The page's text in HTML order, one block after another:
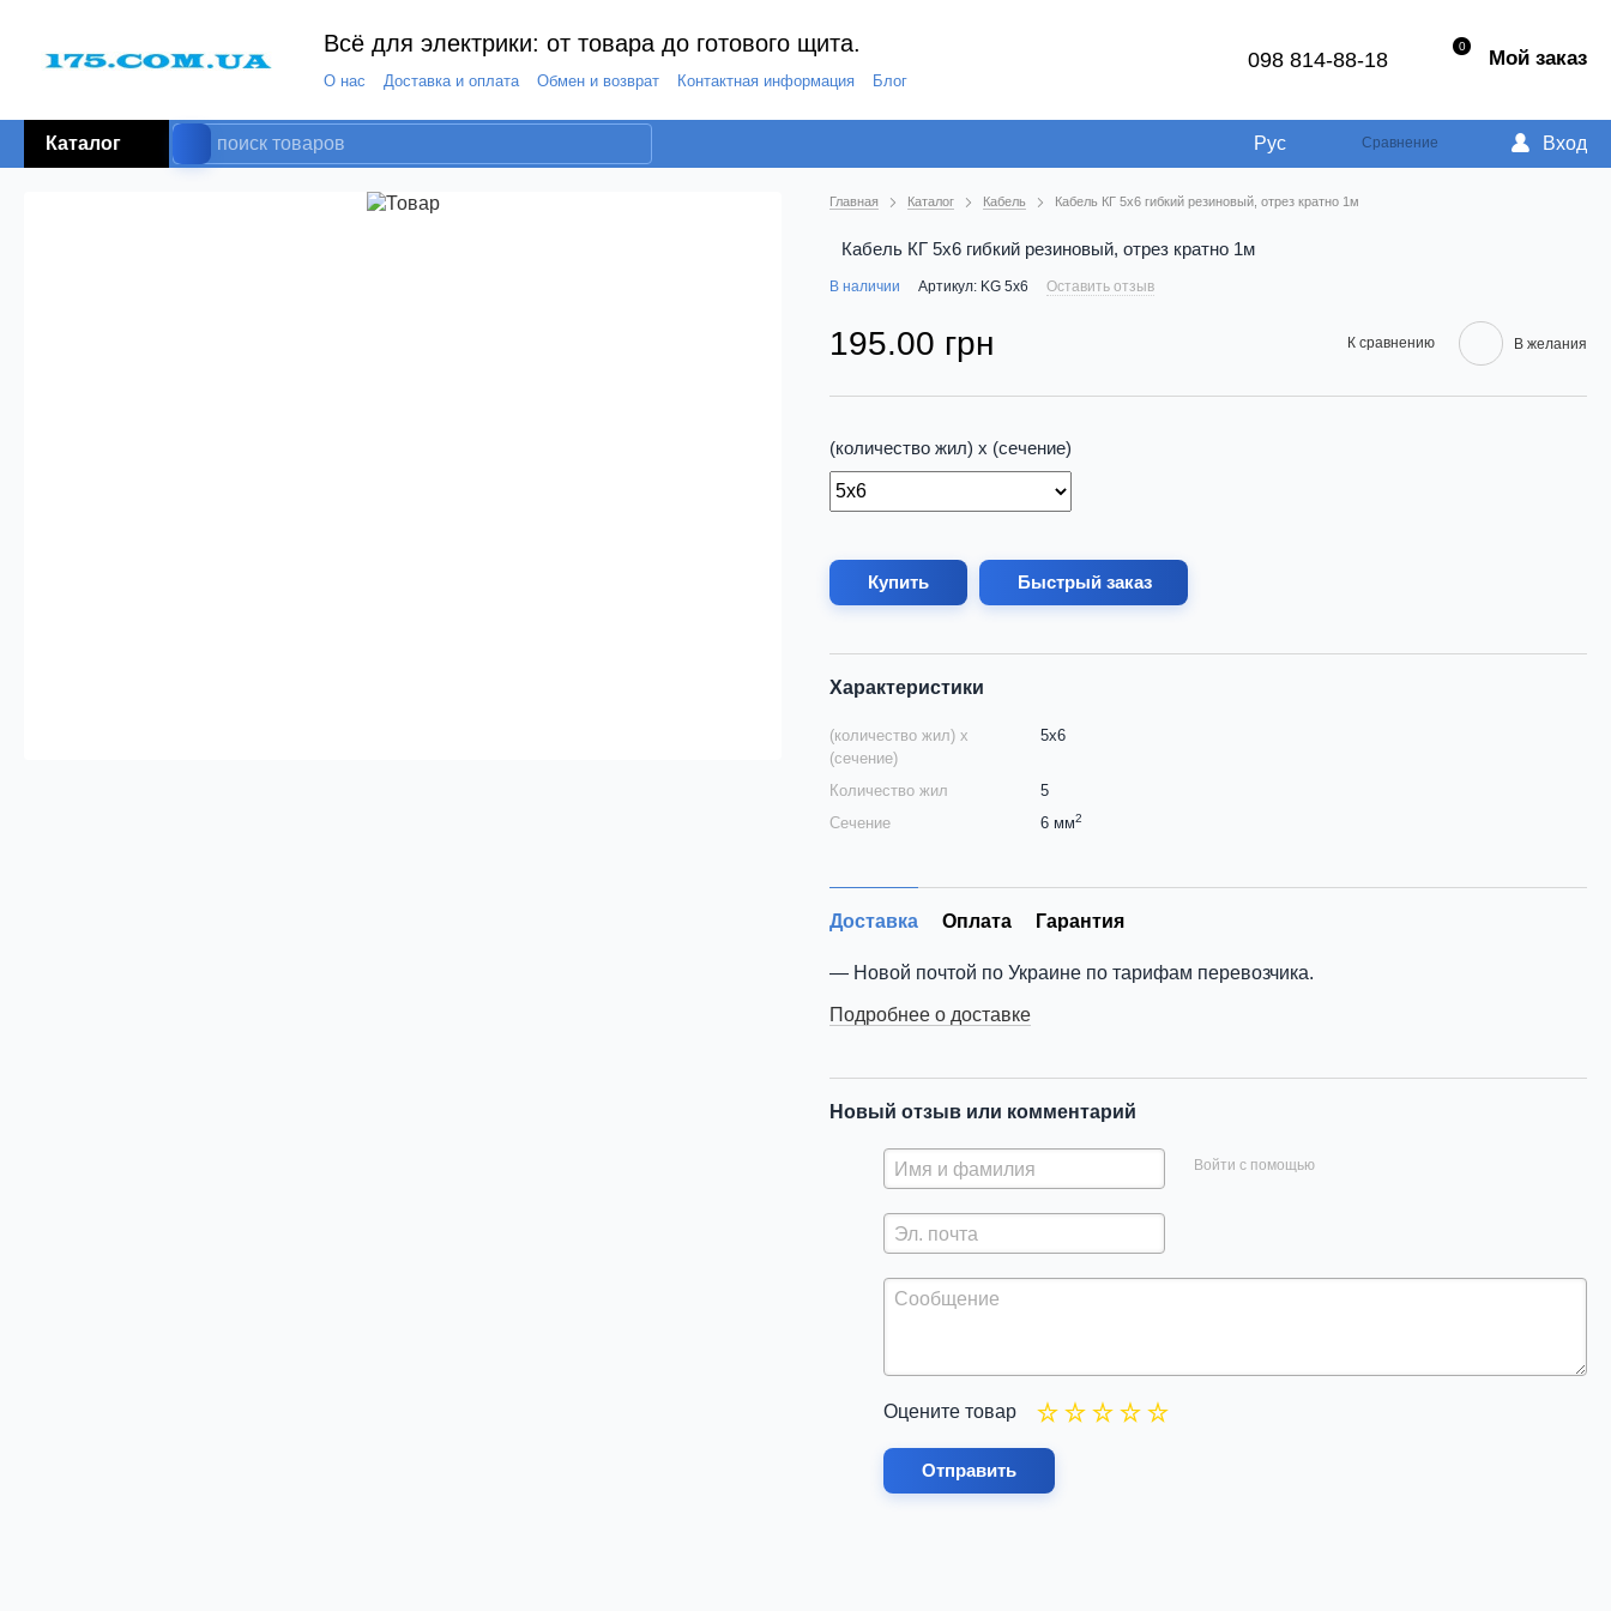
Всё для электрики: от товара до готового щита.
О нас Доставка и оплата Обмен и возврат Контактная информация Блог
098 814-88-18
0 Мой заказ
Каталог Рус Сравнение Вход
Главная Каталог Кабель Кабель КГ 5х6 гибкий резиновый, отрез кратно 1м
Кабель КГ 5х6 гибкий резиновый, отрез кратно 1м
В наличии Артикул: KG 5x6 Оставить отзыв
195.00 грн К сравнению В желания
(количество жил) х (сечение)
Купить Быстрый заказ
Характеристики
(количество жил) х
(сечение)
5х6
Количество жил
5
Сечение
6 мм2
Доставка Оплата Гарантия
Новой почтой по Украине по тарифам перевозчика.
Подробнее о доставке
Новый отзыв или комментарий
Войти с помощью
Оцените товар
Отправить